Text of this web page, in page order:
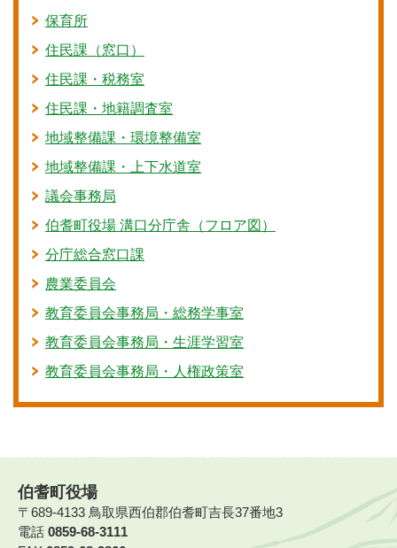
保育所
住民課（窓口）
住民課・税務室
住民課・地籍調査室
地域整備課・環境整備室
地域整備課・上下水道室
議会事務局
伯耆町役場 溝口分庁舎（フロア図）
分庁総合窓口課
農業委員会
教育委員会事務局・総務学事室
教育委員会事務局・生涯学習室
教育委員会事務局・人権政策室
伯耆町役場
〒689-4133 鳥取県西伯郡伯耆町吉長37番地3
電話 0859-68-3111